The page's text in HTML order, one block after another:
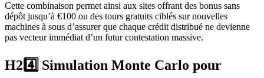
Cette combinaison permet ainsi aux sites offrant des bonus sans
dépôt jusqu’à €100 ou des tours gratuits ciblés sur nouvelles
machines à sous d’assurer que chaque crédit distribué ne devienne
pas vecteur immédiat d’un futur contestation massive.
H24️⃣ Simulation Monte Carlo pour